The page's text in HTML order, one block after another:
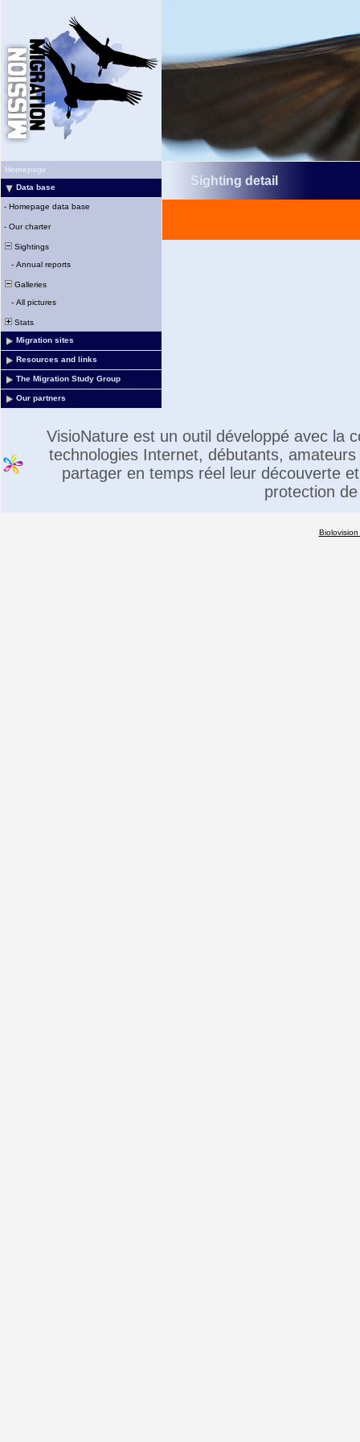
Homepage
Data base
- Homepage data base
- Our charter
Sightings
- Annual reports
Galleries
- All pictures
Stats
Migration sites
Resources and links
The Migration Study Group
Our partners
Sighting detail
VisioNature est un outil développé avec la
technologies Internet, débutants,
partager en temps réel leur découverte
protection
Biolovision